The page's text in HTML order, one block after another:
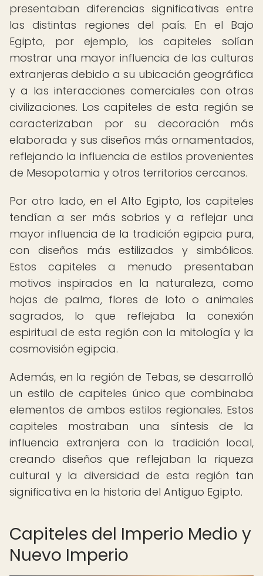
presentaban diferencias significativas entre
las distintas regiones del país. En el Bajo
Egipto, por ejemplo, los capiteles solían
mostrar una mayor influencia de las culturas
extranjeras debido a su ubicación geográfica
y a las interacciones comerciales con otras
civilizaciones. Los capiteles de esta región se
caracterizaban por su decoración más
elaborada y sus diseños más ornamentados,
reflejando la influencia de estilos provenientes
de Mesopotamia y otros territorios cercanos.
Por otro lado, en el Alto Egipto, los capiteles
tendían a ser más sobrios y a reflejar una
mayor influencia de la tradición egipcia pura,
con diseños más estilizados y simbólicos.
Estos capiteles a menudo presentaban
motivos inspirados en la naturaleza, como
hojas de palma, flores de loto o animales
sagrados, lo que reflejaba la conexión
espiritual de esta región con la mitología y la
cosmovisión egipcia.
Además, en la región de Tebas, se desarrolló
un estilo de capiteles único que combinaba
elementos de ambos estilos regionales. Estos
capiteles mostraban una síntesis de la
influencia extranjera con la tradición local,
creando diseños que reflejaban la riqueza
cultural y la diversidad de esta región tan
significativa en la historia del Antiguo Egipto.
Capiteles del Imperio Medio y
Nuevo Imperio